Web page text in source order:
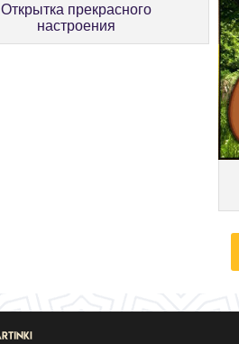
Открытка прекрасного
настроения